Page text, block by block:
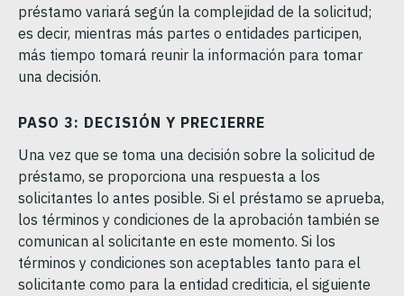
préstamo variará según la complejidad de la solicitud;
es decir, mientras más partes o entidades participen,
más tiempo tomará reunir la información para tomar
una decisión.
PASO 3: DECISIÓN Y PRECIERRE
Una vez que se toma una decisión sobre la solicitud de
préstamo, se proporciona una respuesta a los
solicitantes lo antes posible. Si el préstamo se aprueba,
los términos y condiciones de la aprobación también se
comunican al solicitante en este momento. Si los
términos y condiciones son aceptables tanto para el
solicitante como para la entidad crediticia, el siguiente